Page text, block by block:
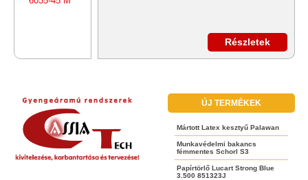
Részletek
ÚJ TERMÉKEK
Mártott Latex kesztyű Palawan
Munkavédelmi bakancs
fémmentes Schorl S3
Papírtörlő Lucart Strong Blue
3.500 851323J